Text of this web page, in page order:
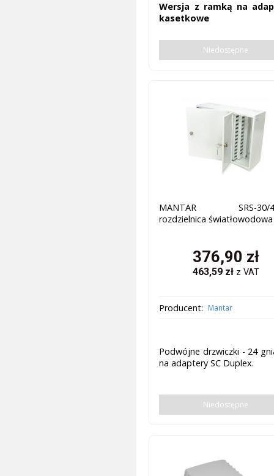
Wersja z ramką na
kasetkowe
Niedostępne
MANTAR SRS-30/
rozdzielnica światłowodowa
376,90 zł
463,59zł z VAT
Producent: Mantar
Podwójne drzwiczki - 24
na adaptery SC Duplex.
Niedostępne